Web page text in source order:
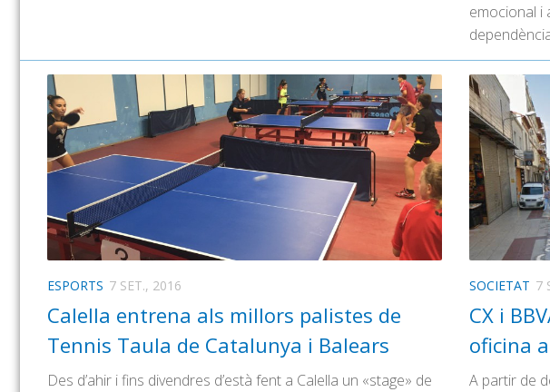
emocional i
ESPORTS 7 SET., 2016
Calella entrena als millors palistes de
Tennis Taula de Catalunya i Balears
Des d’ahir i fins divendres d’està fent a Calella un «stage» de
SOCIETAT 7
CX i
oficina
A partir de